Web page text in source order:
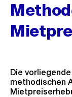
Die
methodischen